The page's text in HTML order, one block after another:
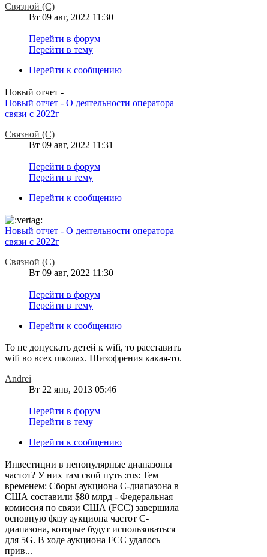
Связной (С)
Вт 09 авг, 2022 11:30
Перейти в форум
Перейти в тему
Перейти к сообщению
Новый отчет -
Новый отчет - О деятельности оператора
связи с 2022г
Связной (С)
Вт 09 авг, 2022 11:31
Перейти в форум
Перейти в тему
Перейти к сообщению
Новый отчет - О деятельности оператора
связи с 2022г
Связной (С)
Вт 09 авг, 2022 11:30
Перейти в форум
Перейти в тему
Перейти к сообщению
То не допускать детей к wifi, то расставить
wifi во всех школах. Шизофрения какая-то.
Andrei
Вт 22 янв, 2013 05:46
Перейти в форум
Перейти в тему
Перейти к сообщению
Инвестиции в непопулярные диапазоны
частот? У них там свой путь :rus: Тем
временем: Сборы аукциона C-диапазона в
США составили $80 млрд - Федеральная
комиссия по связи США (FCC) завершила
основную фазу аукциона частот C-
диапазона, которые будут использоваться
для 5G. В ходе аукциона FCC удалось
прив...